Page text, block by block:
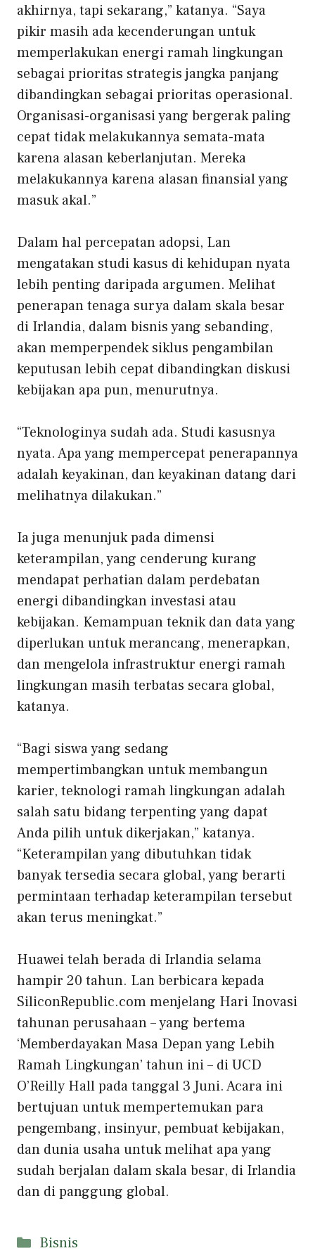
akhirnya, tapi sekarang,” katanya. “Saya
pikir masih ada kecenderungan untuk
memperlakukan energi ramah lingkungan
sebagai prioritas strategis jangka panjang
dibandingkan sebagai prioritas operasional.
Organisasi-organisasi yang bergerak paling
cepat tidak melakukannya semata-mata
karena alasan keberlanjutan. Mereka
melakukannya karena alasan finansial yang
masuk akal.”
Dalam hal percepatan adopsi, Lan
mengatakan studi kasus di kehidupan nyata
lebih penting daripada argumen. Melihat
penerapan tenaga surya dalam skala besar
di Irlandia, dalam bisnis yang sebanding,
akan memperpendek siklus pengambilan
keputusan lebih cepat dibandingkan diskusi
kebijakan apa pun, menurutnya.
“Teknologinya sudah ada. Studi kasusnya
nyata. Apa yang mempercepat penerapannya
adalah keyakinan, dan keyakinan datang dari
melihatnya dilakukan.”
Ia juga menunjuk pada dimensi
keterampilan, yang cenderung kurang
mendapat perhatian dalam perdebatan
energi dibandingkan investasi atau
kebijakan. Kemampuan teknik dan data yang
diperlukan untuk merancang, menerapkan,
dan mengelola infrastruktur energi ramah
lingkungan masih terbatas secara global,
katanya.
“Bagi siswa yang sedang
mempertimbangkan untuk membangun
karier, teknologi ramah lingkungan adalah
salah satu bidang terpenting yang dapat
Anda pilih untuk dikerjakan,” katanya.
“Keterampilan yang dibutuhkan tidak
banyak tersedia secara global, yang berarti
permintaan terhadap keterampilan tersebut
akan terus meningkat.”
Huawei telah berada di Irlandia selama
hampir 20 tahun. Lan berbicara kepada
SiliconRepublic.com menjelang Hari Inovasi
tahunan perusahaan – yang bertema
‘Memberdayakan Masa Depan yang Lebih
Ramah Lingkungan’ tahun ini – di UCD
O’Reilly Hall pada tanggal 3 Juni. Acara ini
bertujuan untuk mempertemukan para
pengembang, insinyur, pembuat kebijakan,
dan dunia usaha untuk melihat apa yang
sudah berjalan dalam skala besar, di Irlandia
dan di panggung global.
Kategori
Bisnis